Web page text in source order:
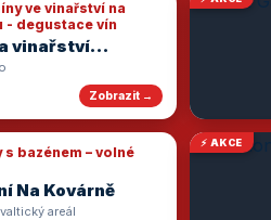
ve vinařství na
- degustace vín
vinařství
Zobrazit →
bazénem – volné
Na Kovárně
areál
⚡ AKCE